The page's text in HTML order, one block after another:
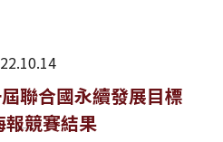
法規修訂
助獎項
聯合國永續發展目標
報競賽結果